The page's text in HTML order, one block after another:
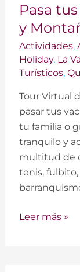
Pasa
y
Actividades,
Holiday, La
Turísticos,
Tour Virtual
pasar tus
tu familia o
tranquilo y
multitud de
tenis, fulbito,
tus
Vacaciones
entre
Mar
y
en
familia
Leer más »